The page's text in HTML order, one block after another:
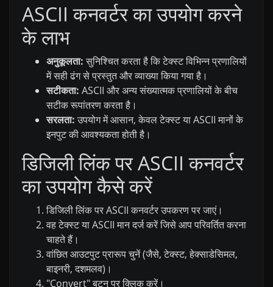
ASCII कनवर्टर का उपयोग करने
के लाभ
अनुकूलता:सुनिश्चित करता है कि टेक्स्ट विभिन्न प्रणालियों
में सही ढंग से प्रस्तुत और व्याख्या किया गया है।
सटीकता: ASCII और अन्य संख्यात्मक प्रणालियों के बीच
सटीक रूपांतरण करता है।
सरलता:उपयोग में आसान, केवल टेक्स्ट या ASCII मानों के
इनपुट की आवश्यकता होती है।
डिजिली लिंक पर ASCII कनवर्टर
का उपयोग कैसे करें
डिजिली लिंक पर ASCII कनवर्टर उपकरण पर जाएं।
वह टेक्स्ट या ASCII मान दर्ज करें जिसे आप परिवर्तित करना
चाहते हैं।
वांछित आउटपुट प्रारूप चुनें (जैसे, टेक्स्ट, हेक्साडेसिमल,
बाइनरी, दशमलव)।
"Convert" बटन पर क्लिक करें।